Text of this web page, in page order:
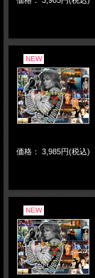
NEW
価格： 3,985円(税込)
NEW